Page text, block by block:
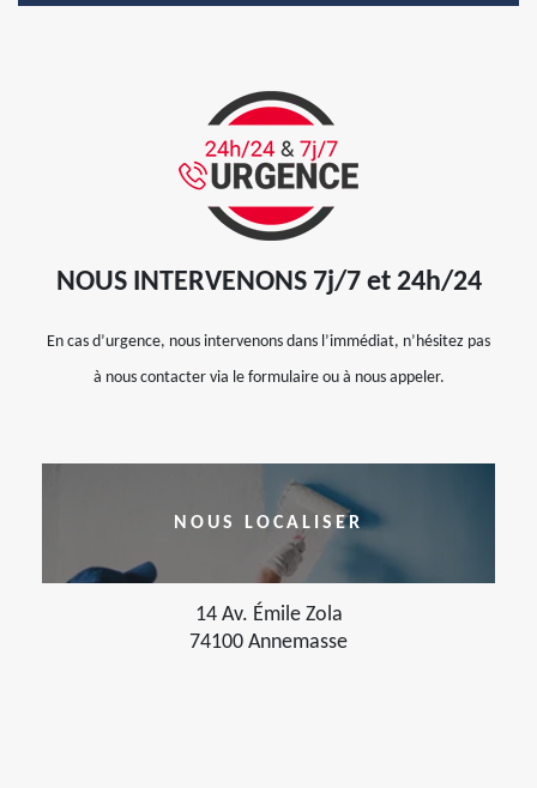
NOUS INTERVENONS 7j/7 et 24h/24
En cas d’urgence, nous intervenons dans l’immédiat, n’hésitez pas
à nous contacter via le formulaire ou à nous appeler.
NOUS LOCALISER
14 Av. Émile Zola
74100 Annemasse